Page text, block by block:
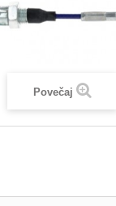
Povečaj